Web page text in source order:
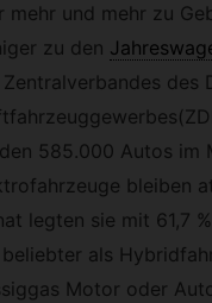
mehr und mehr zu
zu den
des
585.000 Autos im
bleiben
legten sie mit 61,7
als
Motor oder